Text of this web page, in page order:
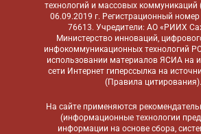
технологий и массовых коммуникаций
06.09.2019 г. Регистрационный
76613. Учредители: АО «РИИХ
Министерство инноваций,
инфокоммуникационных технологий
использовании материалов ЯСИА на
сети Интернет гиперссылка на
(Правила цитирования).
На сайте применяются
(информационные технологии
информации на основе сбора,